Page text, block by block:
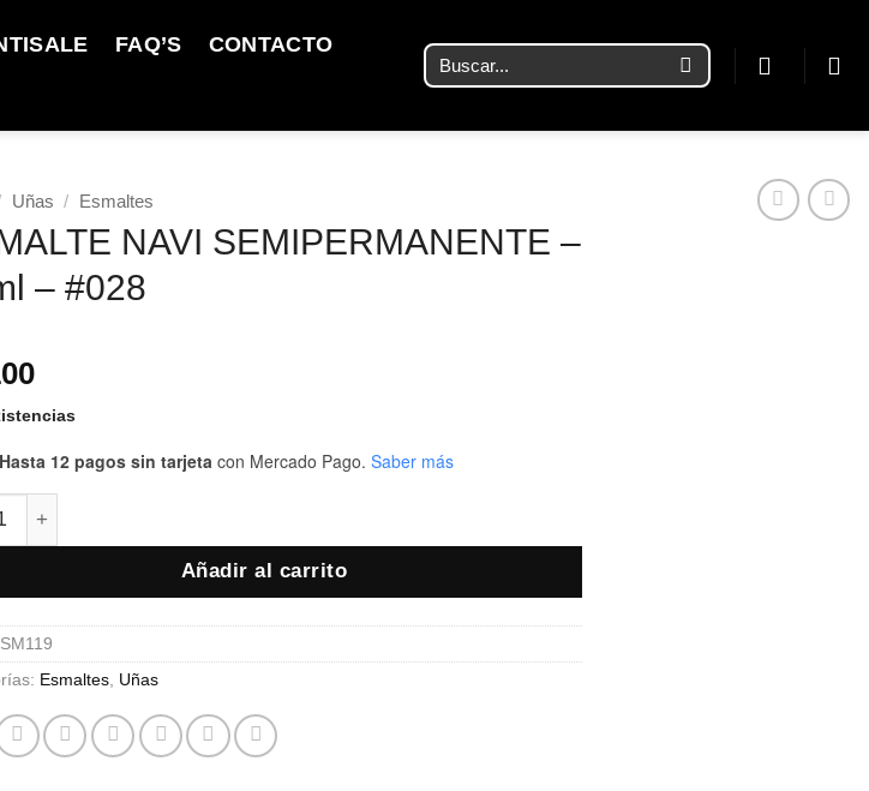
FAQ’S
CONTACTO
Buscar
por:
Uñas / Esmaltes
NAVI SEMIPERMANENTE –
– #028
Hasta 12 pagos sin tarjeta con Mercado Pago. Saber más
Añadir al carrito
Esmaltes Uñas